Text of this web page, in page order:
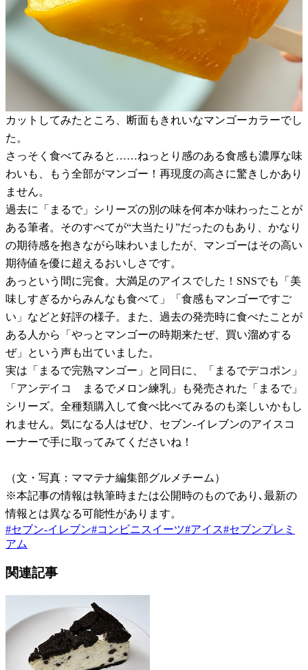
カットしてみたところ、断面もきれいなマンゴーカラーでし
た。
さっそく食べてみると……ねっとり感のある食感も濃厚な味
わいも、もう全部がマンゴー！再現度の高さに驚きしかあり
ません。
過去に「まるで」シリーズの別の味を何本か味わったことが
ある筆者。そのすべてが“大当たり”だったのもあり、かなり
の期待感を抱きながら味わいましたが、マンゴーはその高い
期待値を優に超えるおいしさです。
あっという間に完食。大満足のアイスでした！SNSでも「美
味しすぎるからみんなも食べて」「食感もマンゴーですご
い」などと好評の様子。また、過去の発売時に食べたことが
ある人から「やっとマンゴーの時期来たぜ、買い溜めする
ぜ」という声も出ていました。
実は「まるで完熟マンゴー」と同日に、「まるでデコポン」
「アンデイコ まるでメロン練乳」も発売された「まるで」
シリーズ。全種類購入して食べ比べてみるのも楽しいかもし
れません。気になる人はぜひ、セブン-イレブンのアイスコ
ーナーで手に取ってみてくださいね！
（文・写真：ママテナ編集部グルメチーム）
※本記事の情報は執筆時または公開時のものであり､最新の
情報とは異なる可能性があります。
#セブン-イレブン#コンビニスイーツ#アイス#セブンプレミ
アム
関連記事